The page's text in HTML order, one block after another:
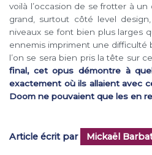
voilà l’occasion de se frotter à
grand, surtout côté level
niveaux se font bien plus larges
ennemis impriment une difficulté
l’on se sera bien pris la tête sur
final, cet opus démontre à
exactement où ils allaient avec
Doom ne pouvaient que les en
Article écrit par Mickaël